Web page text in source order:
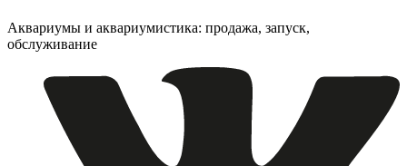
Аквариумы и аквариумистика: продажа, запуск,
обслуживание